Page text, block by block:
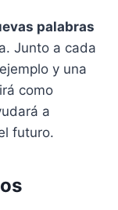
palabras
Junto a cada
y una
como
a
futuro.